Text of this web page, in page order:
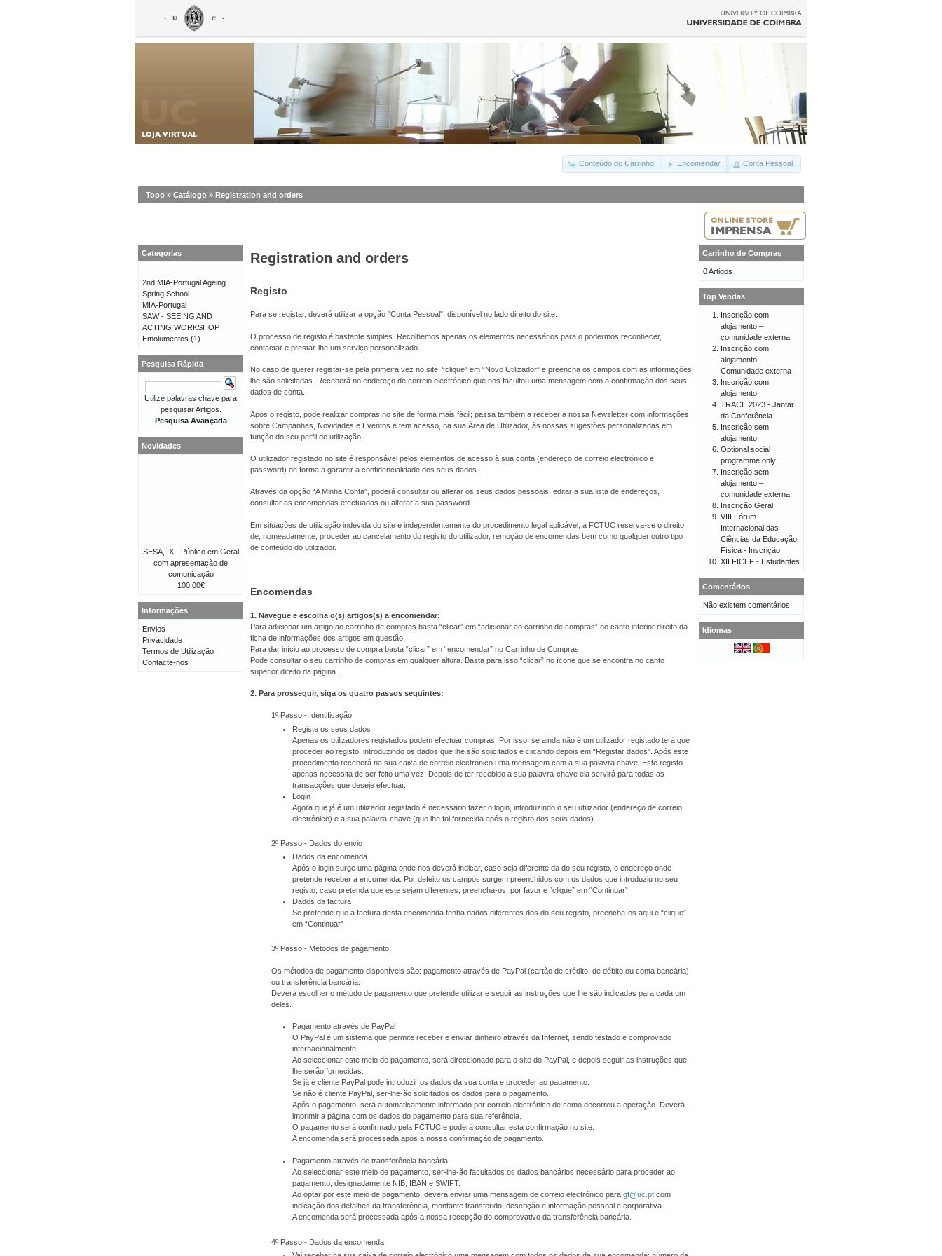
Conteúdo do Carrinho Encomendar Conta Pessoal
Topo » Catálogo » Registration and orders
Registration and orders
Registo
Para se registar, deverá utilizar a opção "Conta Pessoal", disponível no lado direito do site.
O processo de registo é bastante simples. Recolhemos apenas os elementos necessários para o podermos reconhecer,
contactar e prestar-lhe um serviço personalizado.
No caso de querer registar-se pela primeira vez no site, “clique” em “Novo Utilizador” e preencha os campos com as informações
lhe são solicitadas. Receberá no endereço de correio electrónico que nos facultou uma mensagem com a confirmação dos seus
dados de conta.
Após o registo, pode realizar compras no site de forma mais fácil; passa também a receber a nossa Newsletter com informações
sobre Campanhas, Novidades e Eventos e tem acesso, na sua Área de Utilizador, às nossas sugestões personalizadas em
função do seu perfil de utilização.
O utilizador registado no site é responsável pelos elementos de acesso à sua conta (endereço de correio electrónico e
password) de forma a garantir a confidencialidade dos seus dados.
Através da opção “A Minha Conta”, poderá consultar ou alterar os seus dados pessoais, editar a sua lista de endereços,
consultar as encomendas efectuadas ou alterar a sua password.
Em situações de utilização indevida do site e independentemente do procedimento legal aplicável, a FCTUC reserva-se o direito
de, nomeadamente, proceder ao cancelamento do registo do utilizador, remoção de encomendas bem como qualquer outro tipo
de conteúdo do utilizador.
Encomendas
1. Navegue e escolha o(s) artigos(s) a encomendar:
Para adicionar um artigo ao carrinho de compras basta “clicar” em “adicionar ao carrinho de compras” no canto inferior direito da
ficha de informações dos artigos em questão.
Para dar início ao processo de compra basta “clicar” em “encomendar” no Carrinho de Compras.
Pode consultar o seu carrinho de compras em qualquer altura. Basta para isso “clicar” no ícone que se encontra no canto
superior direito da página.
2. Para prosseguir, siga os quatro passos seguintes:
1º Passo - Identificação
Registe os seus dados
Apenas os utilizadores registados podem efectuar compras. Por isso, se ainda não é um utilizador registado terá que
proceder ao registo, introduzindo os dados que lhe são solicitados e clicando depois em “Registar dados”. Após este
procedimento receberá na sua caixa de correio electrónico uma mensagem com a sua palavra chave. Este registo
apenas necessita de ser feito uma vez. Depois de ter recebido a sua palavra-chave ela servirá para todas as
transacções que deseje efectuar.
Login
Agora que já é um utilizador registado é necessário fazer o login, introduzindo o seu utilizador (endereço de correio
electrónico) e a sua palavra-chave (que lhe foi fornecida após o registo dos seus dados).
2º Passo - Dados do envio
Dados da encomenda
Após o login surge uma página onde nos deverá indicar, caso seja diferente da do seu registo, o endereço onde
pretende receber a encomenda. Por defeito os campos surgem preenchidos com os dados que introduziu no seu
registo, caso pretenda que este sejam diferentes, preencha-os, por favor e “clique” em “Continuar”.
Dados da factura
Se pretende que a factura desta encomenda tenha dados diferentes dos do seu registo, preencha-os aqui e “clique”
em “Continuar”
3º Passo - Métodos de pagamento
Os métodos de pagamento disponíveis são: pagamento através de PayPal (cartão de crédito, de débito ou conta bancária)
ou transferência bancária.
Deverá escolher o método de pagamento que pretende utilizar e seguir as instruções que lhe são indicadas para cada um
deles.
Pagamento através de PayPal
O PayPal é um sistema que permite receber e enviar dinheiro através da Internet, sendo testado e comprovado
internacionalmente.
Ao seleccionar este meio de pagamento, será direccionado para o site do PayPal, e depois seguir as instruções que
lhe serão fornecidas.
Se já é cliente PayPal pode introduzir os dados da sua conta e proceder ao pagamento.
Se não é cliente PayPal, ser-lhe-ão solicitados os dados para o pagamento.
Após o pagamento, será automaticamente informado por correio electrónico de como decorreu a operação. Deverá
imprimir a página com os dados do pagamento para sua referência.
O pagamento será confirmado pela FCTUC e poderá consultar esta confirmação no site.
A encomenda será processada após a nossa confirmação de pagamento.
Pagamento através de transferência bancária
Ao seleccionar este meio de pagamento, ser-lhe-ão facultados os dados bancários necessário para proceder ao
pagamento, designadamente NIB, IBAN e SWIFT.
Ao optar por este meio de pagamento, deverá enviar uma mensagem de correio electrónico para gf@uc.pt com
indicação dos detalhes da transferência, montante transferido, descrição e informação pessoal e corporativa.
A encomenda será processada após a nossa recepção do comprovativo da transferência bancária.
4º Passo - Dados da encomenda
Categorias
2nd MIA-Portugal Ageing
Spring School
MIA-Portugal
SAW - SEEING AND
ACTING WORKSHOP
Emolumentos (1)
Pesquisa Rápida
Utilize palavras chave para
pesquisar Artigos.
Pesquisa Avançada
Novidades
SESA, IX - Público em Geral
com apresentação de
comunicação
100,00€
Informações
Envios
Privacidade
Termos de Utilização
Contacte-nos
Carrinho de Compras
0 Artigos
Top Vendas
Inscrição com
alojamento –
comunidade externa
Inscrição com
alojamento -
Comunidade externa
Inscrição com
alojamento
TRACE 2023 - Jantar
da Conferência
Inscrição sem
alojamento
Optional social
programme only
Inscrição sem
alojamento –
comunidade externa
Inscrição Geral
VIII Fórum
Internacional das
Ciências da Educação
Física - Inscrição
XII FICEF - Estudantes
Comentários
Não existem comentários
Idiomas